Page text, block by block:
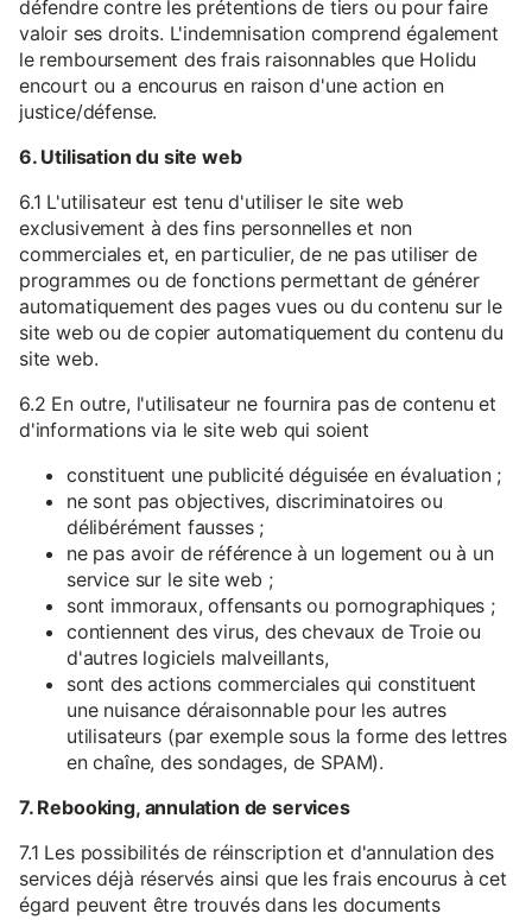
défendre contre les prétentions de tiers ou pour faire
valoir ses droits. L'indemnisation comprend également
le remboursement des frais raisonnables que Holidu
encourt ou a encourus en raison d'une action en
justice/défense.
6. Utilisation du site web
6.1 L'utilisateur est tenu d'utiliser le site web
exclusivement à des fins personnelles et non
commerciales et, en particulier, de ne pas utiliser de
programmes ou de fonctions permettant de générer
automatiquement des pages vues ou du contenu sur le
site web ou de copier automatiquement du contenu du
site web.
6.2 En outre, l'utilisateur ne fournira pas de contenu et
d'informations via le site web qui soient
constituent une publicité déguisée en évaluation ;
ne sont pas objectives, discriminatoires ou
délibérément fausses ;
ne pas avoir de référence à un logement ou à un
service sur le site web ;
sont immoraux, offensants ou pornographiques ;
contiennent des virus, des chevaux de Troie ou
d'autres logiciels malveillants,
sont des actions commerciales qui constituent
une nuisance déraisonnable pour les autres
utilisateurs (par exemple sous la forme des lettres
en chaîne, des sondages, de SPAM).
7. Rebooking, annulation de services
7.1 Les possibilités de réinscription et d'annulation des
services déjà réservés ainsi que les frais encourus à cet
égard peuvent être trouvés dans les documents